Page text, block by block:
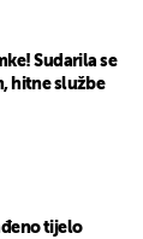
Sudarila se
hitne službe
tijelo